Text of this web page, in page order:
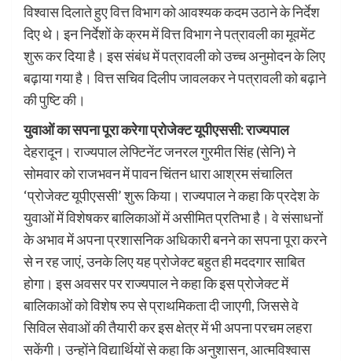
विश्वास दिलाते हुए वित्त विभाग को आवश्यक कदम उठाने के निर्देश
दिए थे। इन निर्देशों के क्रम में वित्त विभाग ने पत्रावली का मूवमेंट
शुरू कर दिया है। इस संबंध में पत्रावली को उच्च अनुमोदन के लिए
बढ़ाया गया है। वित्त सचिव दिलीप जावलकर ने पत्रावली को बढ़ाने
की पुष्टि की।
युवाओं का सपना पूरा करेगा प्रोजेक्ट यूपीएससी: राज्यपाल
देहरादून। राज्यपाल लेफ्टिनेंट जनरल गुरमीत सिंह (सेनि) ने
सोमवार को राजभवन में पावन चिंतन धारा आश्रम संचालित
‘प्रोजेक्ट यूपीएससी’ शुरू किया। राज्यपाल ने कहा कि प्रदेश के
युवाओं में विशेषकर बालिकाओं में असीमित प्रतिभा है। वे संसाधनों
के अभाव में अपना प्रशासनिक अधिकारी बनने का सपना पूरा करने
से न रह जाएं, उनके लिए यह प्रोजेक्ट बहुत ही मददगार साबित
होगा। इस अवसर पर राज्यपाल ने कहा कि इस प्रोजेक्ट में
बालिकाओं को विशेष रुप से प्राथमिकता दी जाएगी, जिससे वे
सिविल सेवाओं की तैयारी कर इस क्षेत्र में भी अपना परचम लहरा
सकेंगी। उन्होंने विद्यार्थियों से कहा कि अनुशासन, आत्मविश्वास